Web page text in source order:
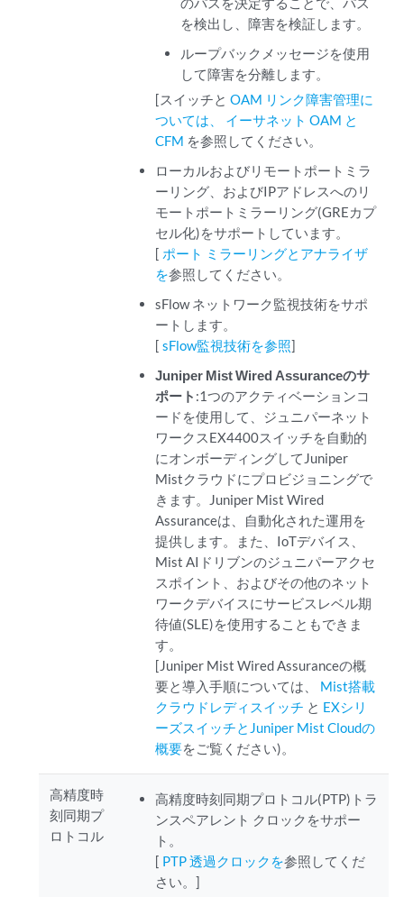
を検出し、障害を検証します。
ループバックメッセージを使用
して障害を分離します。
[スイッチとOAM リンク障害管理に
ついては、 イーサネット OAM と
CFM を参照してください。
ローカルおよびリモートポートミラ
ーリング、およびIPアドレスへのリ
モートポートミラーリング(GREカプ
セル化)をサポートしています。
[ ポート ミラーリングとアナライザ
を参照してください。
sFlow ネットワーク監視技術をサポ
ートします。
[sFlow監視技術を参照]
Juniper Mist Wired Assuranceのサ
ポート :1つのアクティベーションコ
ードを使用して、ジュニパーネット
ワークスEX4400スイッチを自動的
にオンボーディングしてJuniper
Mistクラウドにプロビジョニングで
きます。Juniper Mist Wired
Assuranceは、自動化された運用を
提供します。また、IoTデバイス、
Mist AIドリブンのジュニパーアクセ
スポイント、およびその他のネット
ワークデバイスにサービスレベル期
待値(SLE)を使用することもできま
す。
[Juniper Mist Wired Assuranceの概
要と導入手順については、 Mist搭載
クラウドレディスイッチ と EXシリ
ーズスイッチとJuniper Mist Cloudの
概要をご覧ください)。
高精度時
刻同期プ
ロトコル
高精度時刻同期プロトコル(PTP)トラ
ンスペアレント クロックをサポー
ト。
[ PTP 透過クロックを参照してくだ
さい。]